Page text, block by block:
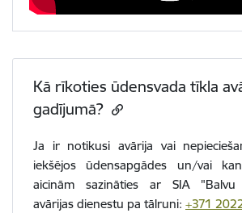
Kā rīkoties ūdensvada tīkla
gadījumā?
Ja ir notikusi avārija vai
iekšējos ūdensapgādes un/vai
aicinām sazināties ar SIA "Balvu
avārijas dienestu pa tālruni: +371